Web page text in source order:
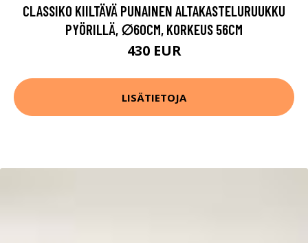
CLASSIKO KIILTÄVÄ PUNAINEN ALTAKASTELURUUKKU
PYÖRILLÄ, ∅60CM, KORKEUS 56CM
430 EUR
LISÄTIETOJA